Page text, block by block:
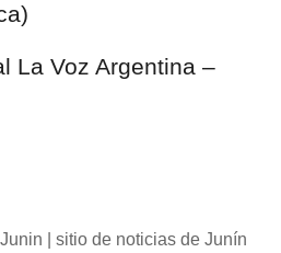
La Voz Argentina –
| sitio de noticias de Junín